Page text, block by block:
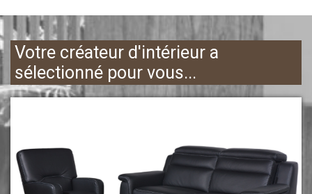
Votre créateur d'intérieur a
sélectionné pour vous...